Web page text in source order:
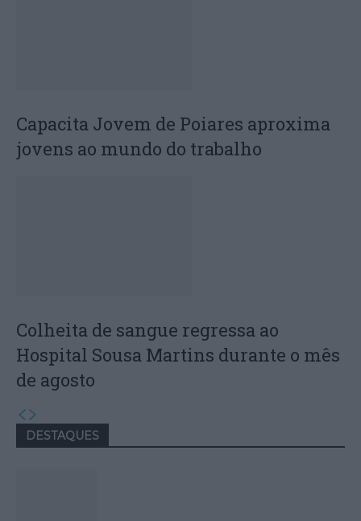
Capacita Jovem de Poiares aproxima
jovens ao mundo do trabalho
Colheita de sangue regressa ao
Hospital Sousa Martins durante o mês
de agosto
DESTAQUES